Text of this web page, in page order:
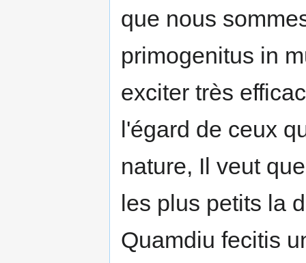
que nous
primogenitus in
exciter très
l'égard de ceux
nature, Il veut
les plus petits la
Quamdiu fecitis